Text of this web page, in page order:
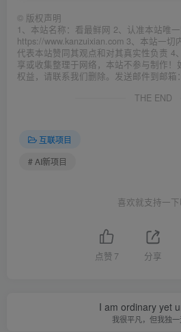
© 版权声明
1、本站名称：看最鲜网 2、认准本站唯一
https://www.kanzuixian.com 3、本站一切
代表本站赞同其观点和对其真实性负责 4
享或收集整理于网络，本站不参与制作
权益，请联系我们删除。发送邮件到邮箱
THE END
互联项目
# AI新项目
喜欢就支持一
点赞 7 分享
I am ordinary yet
我很平凡，但我独